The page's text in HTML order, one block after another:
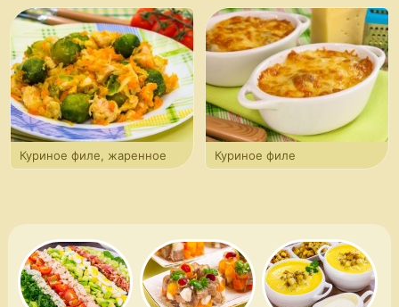
капустой и беконом
капустой
Куриное филе, жаренное
Куриное филе